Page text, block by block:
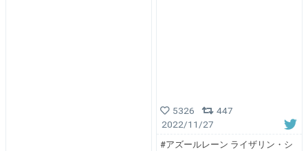
5326
447
2022/11/27
#アズールレーン ライザリン・シ